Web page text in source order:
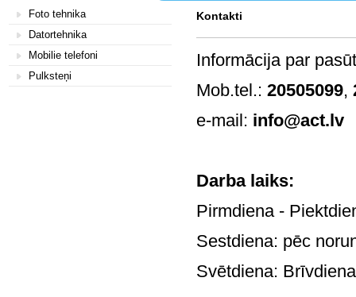
Foto tehnika
Datortehnika
Mobilie telefoni
Pulksteņi
Kontakti
Informācija par
Mob.tel.: 20505099,
e-mail: info@act.lv
Pirmdiena -
Sestdiena: